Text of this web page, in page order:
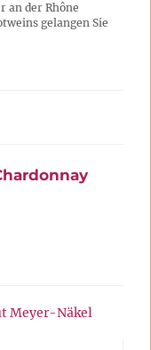
an der Rhône
gelangen Sie
Meyer-Näkel